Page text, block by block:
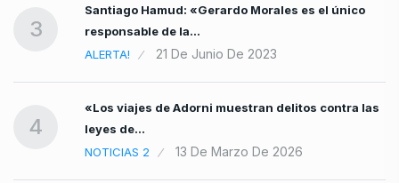
3
Santiago Hamud: «Gerardo Morales es el único
responsable de la…
ALERTA!
21 De Junio De 2023
4
«Los viajes de Adorni muestran delitos contra las
leyes de…
NOTICIAS 2
13 De Marzo De 2026